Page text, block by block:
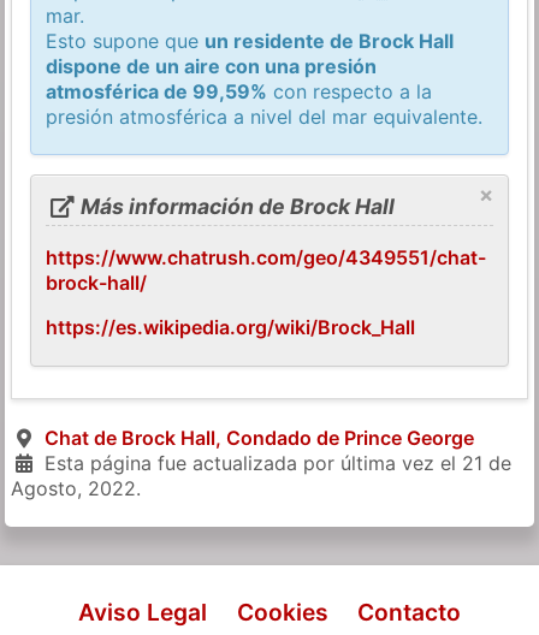
mar.
Esto supone que un residente de Brock Hall
dispone de un aire con una presión
atmosférica de 99,59% con respecto a la
presión atmosférica a nivel del mar equivalente.
×
Más información de Brock Hall
https://www.chatrush.com/geo/4349551/chat-
brock-hall/
https://es.wikipedia.org/wiki/Brock_Hall
Chat de Brock Hall, Condado de Prince George
Esta página fue actualizada por última vez el 21 de
Agosto, 2022.
Aviso Legal Cookies Contacto